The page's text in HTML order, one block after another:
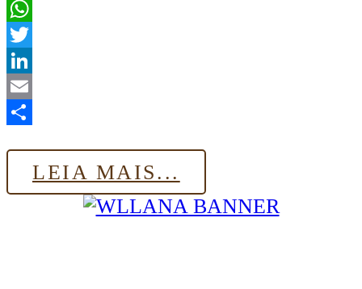
Facebook
WhatsApp
Twitter
LinkedIn
Email
LEIA MAIS...